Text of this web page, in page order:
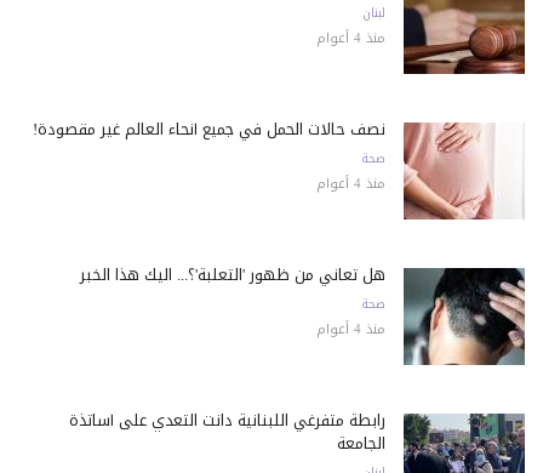
لبنان
منذ 4 أعوام
نصف حالات الحمل في جميع أنحاء العالم غير مقصودة!
صحة
منذ 4 أعوام
هل تعاني من ظهور 'الثعلبة'؟... اليك هذا الخبر
صحة
منذ 4 أعوام
رابطة متفرغي اللبنانية دانت التعدي على أساتذة
الجامعة